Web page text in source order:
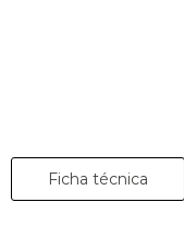
Ficha técnica